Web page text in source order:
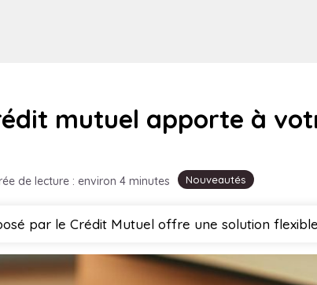
Nouveautés
mutuel apporte à
de lecture : environ 4 minutes
par le Crédit Mutuel offre une solution